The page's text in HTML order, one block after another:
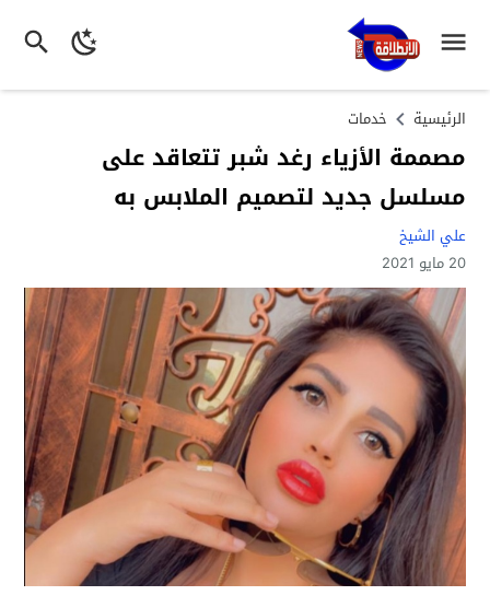
الرئيسية خدمات
مصممة الأزياء رغد شبر تتعاقد على
مسلسل جديد لتصميم الملابس به
علي الشيخ
20 مايو 2021